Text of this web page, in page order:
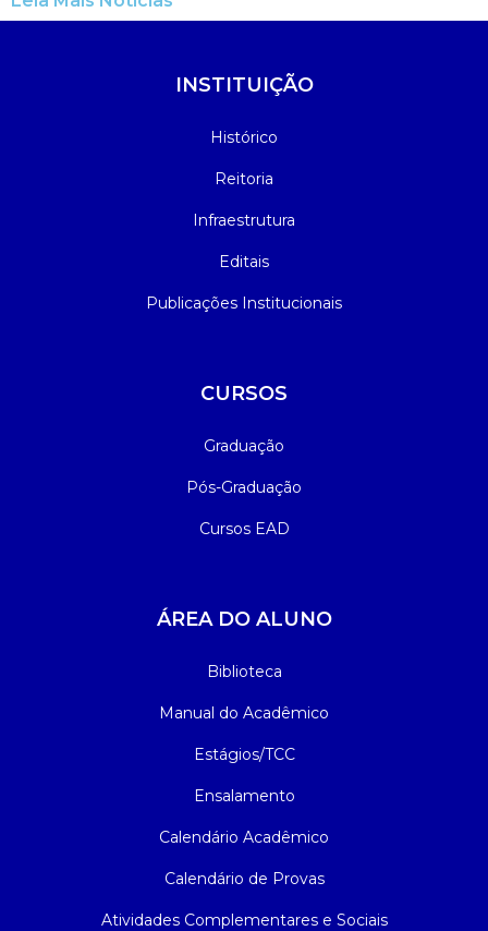
INSTITUIÇÃO
Histórico
Reitoria
Infraestrutura
Editais
Publicações Institucionais
CURSOS
Graduação
Pós-Graduação
Cursos EAD
ÁREA DO ALUNO
Biblioteca
Manual do Acadêmico
Estágios/TCC
Ensalamento
Calendário Acadêmico
Calendário de Provas
Atividades Complementares e Sociais